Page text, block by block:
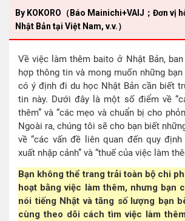
By KOKORO（Báo Mainichi+VAIJ；Đơn vị
Nhật Bản tại Việt Nam, v.v.）
Về việc làm thêm baito ở Nhật Bản,
hợp thông tin và mong muốn những
có ý định đi du học Nhật Bản cần biết
tin này. Dưới đây là một số điểm về
thêm” và “các mẹo và chuẩn bị cho
Ngoài ra, chúng tôi sẽ cho bạn biết
về “các vấn đề liên quan đến quy
xuất nhập cảnh” và “thuế của việc làm
Bạn không thể trang trải toàn bộ chi
hoạt bằng việc làm thêm, nhưng bạn
nói tiếng Nhật và tăng số lượng bạn
cùng theo dõi cách tìm việc làm